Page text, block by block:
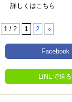
詳しくはこちら
1 / 2 1 2 »
Facebook
LINEで送る